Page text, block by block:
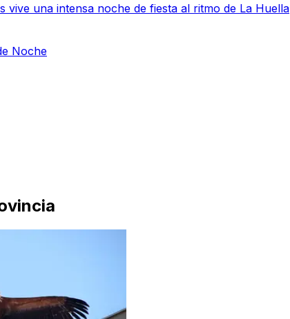
vive una intensa noche de fiesta al ritmo de La Huella
Noche